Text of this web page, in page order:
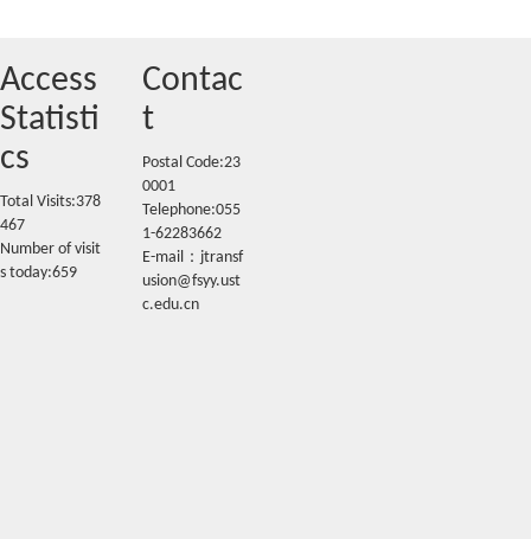
Access
Statisti
cs
Total Visits:378
467
Number of visit
s today:659
Contac
t
Postal Code:23
0001
Telephone:055
1-62283662
E-mail：jtransf
usion@fsyy.ust
c.edu.cn